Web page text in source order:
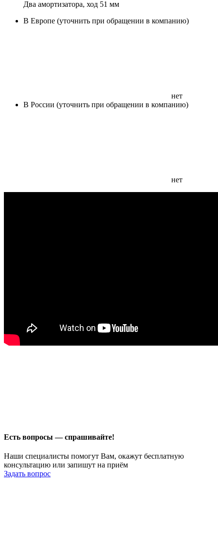
Два амортизатора, ход 51 мм
В Европе (уточнить при обращении в компанию)
нет
В России (уточнить при обращении в компанию)
нет
Есть вопросы — спрашивайте!
Наши специалисты помогут Вам, окажут бесплатную
консультацию или запишут на приём
Задать вопрос